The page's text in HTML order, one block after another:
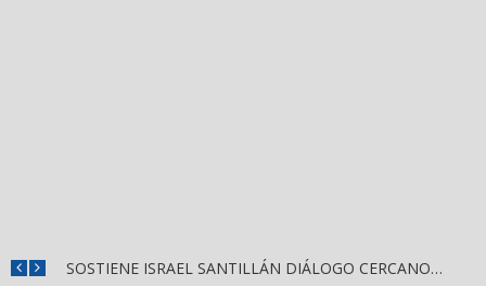
SOSTIENE ISRAEL SANTILLÁN DIÁLOGO CERCANO CON HABITANTES DE LA CALLE 2 DE OCTUBRE